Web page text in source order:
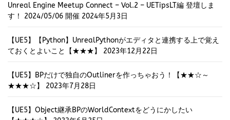
Unreal Engine Meetup Connect – Vol.2 – UETipsLT編 登壇しま
す！ 2024/05/06 開催 2024年5月3日
【UE5】【Python】UnrealPythonがエディタと連携する上で覚え
ておくとよいこと【★★★】
2023年12月22日
【UE5】BPだけで独自のOutlinerを作っちゃおう！【★★☆～
★★★☆】
2023年7月28日
【UE5】Object継承BPのWorldContextをどうにかしたい